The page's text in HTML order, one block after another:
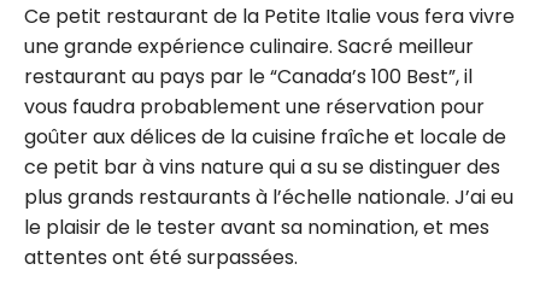
Ce petit restaurant de la Petite Italie vous fera vivre
une grande expérience culinaire. Sacré meilleur
restaurant au pays par le “Canada’s 100 Best”, il
vous faudra probablement une réservation pour
goûter aux délices de la cuisine fraîche et locale de
ce petit bar à vins nature qui a su se distinguer des
plus grands restaurants à l’échelle nationale. J’ai eu
le plaisir de le tester avant sa nomination, et mes
attentes ont été surpassées.